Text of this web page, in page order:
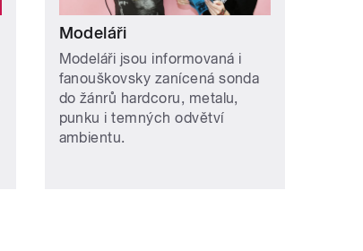
Modeláři
Modeláři jsou informovaná i
fanouškovsky zanícená sonda
do žánrů hardcoru, metalu,
punku i temných odvětví
ambientu.